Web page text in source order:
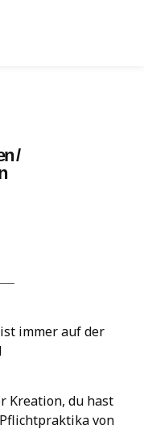
/
immer auf der
Kreation, du hast
von